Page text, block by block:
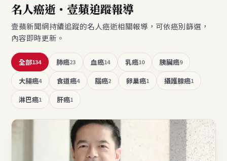
名人癌逝・壹蘋追蹤報導
壹蘋新聞網持續追蹤的名人癌逝相關報導，可依癌別篩選，
內容即時更新。
全部134 肺癌23 血癌14 乳癌10 胰臟癌9
大腸癌4 食道癌4 腦癌2 卵巢癌1 攝護腺癌1
淋巴癌1 肝癌1